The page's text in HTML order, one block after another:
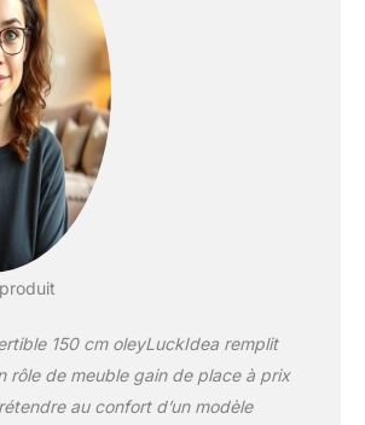
d’y passer la nuit
sans souci. C’est un
outil indispensable
pour les petites
familles. Espace de
rangement : Au
niveau du sol se
trouve une boîte de
rangement qui
Coussin amovible et
est amovible et
lavable, ce qui facilite
150 cm oleyLuckIdea remplit
rôle de meuble gain de place à prix
au confort d’un modèle